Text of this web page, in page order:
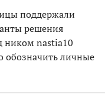
поддержали
решения
ником nastia10
обозначить личные